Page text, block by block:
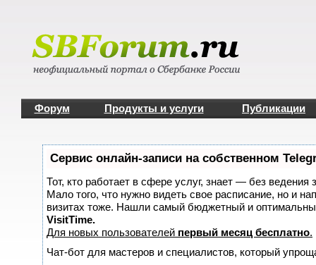
Форум Продукты и услуги Публикации
Сервис онлайн-записи на собственном
Тот, кто работает в сфере услуг, знает — без ведения
Мало того, что нужно видеть свое расписание, но и
визитах тоже. Нашли самый бюджетный и
VisitTime.
Для новых пользователей первый месяц бесплатно.
Чат-бот для мастеров и специалистов, который